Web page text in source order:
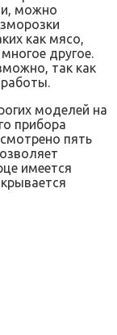
можно
как мясо,
другое.
так как
моделей на
прибора
пять
имеется